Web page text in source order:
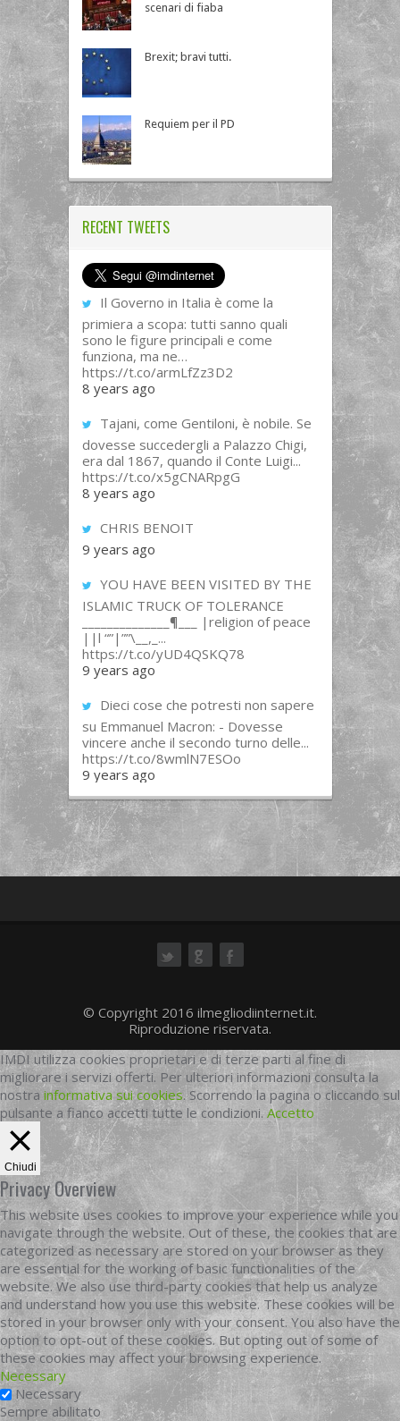
scenari di fiaba
Brexit; bravi tutti.
Requiem per il PD
RECENT TWEETS
Il Governo in Italia è come la
primiera a scopa: tutti sanno quali
sono le figure principali e come
funziona, ma ne…
https://t.co/armLfZz3D2
8 years ago
Tajani, come Gentiloni, è nobile. Se
dovesse succedergli a Palazzo Chigi,
era dal 1867, quando il Conte Luigi...
https://t.co/x5gCNARpgG
8 years ago
CHRIS BENOIT
9 years ago
YOU HAVE BEEN VISITED BY THE
ISLAMIC TRUCK OF TOLERANCE
______________¶___ |religion of peace
||l “”|””\__,_...
https://t.co/yUD4QSKQ78
9 years ago
Dieci cose che potresti non sapere
su Emmanuel Macron: - Dovesse
vincere anche il secondo turno delle...
https://t.co/8wmlN7ESOo
9 years ago
© Copyright 2016 ilmegliodiinternet.it.
Riproduzione riservata.
IMDI utilizza cookies proprietari e di terze parti al fine di
migliorare i servizi offerti. Per ulteriori informazioni consulta la
nostra informativa sui cookies. Scorrendo la pagina o cliccando sul
pulsante a fianco accetti tutte le condizioni.Accetto
Chiudi
Privacy Overview
This website uses cookies to improve your experience while you
navigate through the website. Out of these, the cookies that are
categorized as necessary are stored on your browser as they
are essential for the working of basic functionalities of the
website. We also use third-party cookies that help us analyze
and understand how you use this website. These cookies will be
stored in your browser only with your consent. You also have the
option to opt-out of these cookies. But opting out of some of
these cookies may affect your browsing experience.
Necessary
Necessary
Sempre abilitato